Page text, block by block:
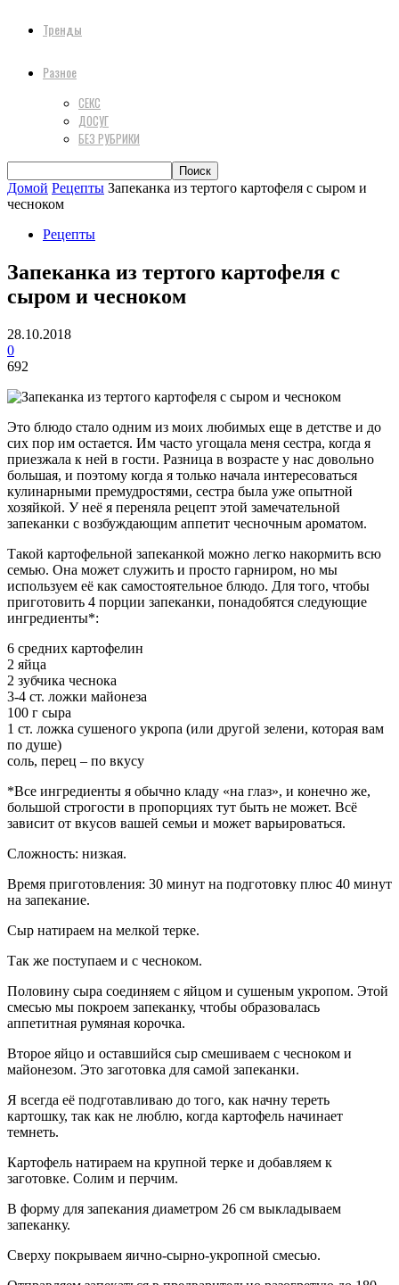
Тренды
Разное
СЕКС
ДОСУГ
БЕЗ РУБРИКИ
Домой Рецепты Запеканка из тертого картофеля с сыром и
чесноком
Рецепты
Запеканка из тертого картофеля с
сыром и чесноком
28.10.2018
0
692
Это блюдо стало одним из моих любимых еще в детстве и до
сих пор им остается. Им часто угощала меня сестра, когда я
приезжала к ней в гости. Разница в возрасте у нас довольно
большая, и поэтому когда я только начала интересоваться
кулинарными премудростями, сестра была уже опытной
хозяйкой. У неё я переняла рецепт этой замечательной
запеканки с возбуждающим аппетит чесночным ароматом.
Такой картофельной запеканкой можно легко накормить всю
семью. Она может служить и просто гарниром, но мы
используем её как самостоятельное блюдо. Для того, чтобы
приготовить 4 порции запеканки, понадобятся следующие
ингредиенты*:
6 средних картофелин
2 яйца
2 зубчика чеснока
3-4 ст. ложки майонеза
100 г сыра
1 ст. ложка сушеного укропа (или другой зелени, которая вам
по душе)
соль, перец – по вкусу
*Все ингредиенты я обычно кладу «на глаз», и конечно же,
большой строгости в пропорциях тут быть не может. Всё
зависит от вкусов вашей семьи и может варьироваться.
Сложность: низкая.
Время приготовления: 30 минут на подготовку плюс 40 минут
на запекание.
Сыр натираем на мелкой терке.
Так же поступаем и с чесноком.
Половину сыра соединяем с яйцом и сушеным укропом. Этой
смесью мы покроем запеканку, чтобы образовалась
аппетитная румяная корочка.
Второе яйцо и оставшийся сыр смешиваем с чесноком и
майонезом. Это заготовка для самой запеканки.
Я всегда её подготавливаю до того, как начну тереть
картошку, так как не люблю, когда картофель начинает
темнеть.
Картофель натираем на крупной терке и добавляем к
заготовке. Солим и перчим.
В форму для запекания диаметром 26 см выкладываем
запеканку.
Сверху покрываем яично-сырно-укропной смесью.